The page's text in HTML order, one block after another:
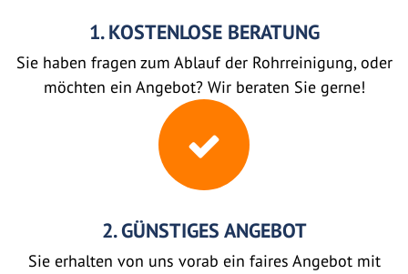
1. KOSTENLOSE BERATUNG
Sie haben fragen zum Ablauf der Rohrreinigung, oder
möchten ein Angebot? Wir beraten Sie gerne!
2. GÜNSTIGES ANGEBOT
Sie erhalten von uns vorab ein faires Angebot mit